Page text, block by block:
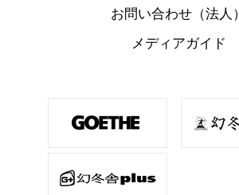
お問い合わせ（法人）
メディアガイド